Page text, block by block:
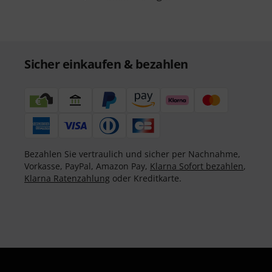
Sicher einkaufen & bezahlen
Bezahlen Sie vertraulich und sicher per Nachnahme,
Vorkasse, PayPal, Amazon Pay, Klarna Sofort bezahlen,
Klarna Ratenzahlung oder Kreditkarte.